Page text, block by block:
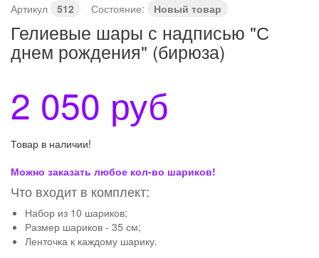
Артикул 512 Состояние: Новый товар
Гелиевые шары с надписью "С
днем рождения" (бирюза)
2 050 руб
Товар в наличии!
Можно заказать любое кол-во шариков!
Что входит в комплект:
Набор из 10 шариков;
Размер шариков - 35 см;
Ленточка к каждому шарику.